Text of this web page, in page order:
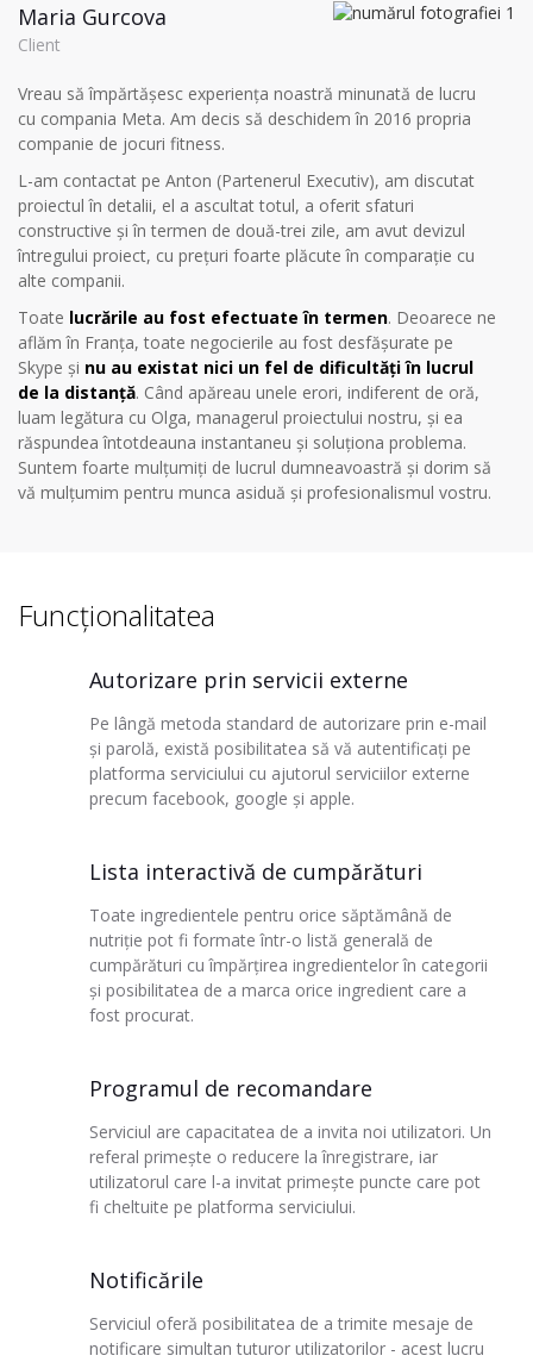
Maria Gurcova
Client
Vreau să împărtășesc experienţa noastră minunată de lucru
cu compania Meta. Am decis să deschidem în 2016 propria
companie de jocuri fitness.
L-am contactat pe Anton (Partenerul Executiv), am discutat
proiectul în detalii, el a ascultat totul, a oferit sfaturi
constructive şi în termen de două-trei zile, am avut devizul
întregului proiect, cu preţuri foarte plăcute în comparaţie cu
alte companii.
Toate lucrările au fost efectuate în termen. Deoarece ne
aflăm în Franţa, toate negocierile au fost desfăşurate pe
Skype şi nu au existat nici un fel de dificultăţi în lucrul
de la distanţă. Când apăreau unele erori, indiferent de oră,
luam legătura cu Olga, managerul proiectului nostru, şi ea
răspundea întotdeauna instantaneu şi soluționa problema.
Suntem foarte mulţumiţi de lucrul dumneavoastră şi dorim să
vă mulţumim pentru munca asiduă şi profesionalismul vostru.
Funcționalitatea
Autorizare prin servicii externe
Pe lângă metoda standard de autorizare prin e-mail
și parolă, există posibilitatea să vă autentificați pe
platforma serviciului cu ajutorul serviciilor externe
precum facebook, google și apple.
Lista interactivă de cumpărături
Toate ingredientele pentru orice săptămână de
nutriție pot fi formate într-o listă generală de
cumpărături cu împărțirea ingredientelor în categorii
și posibilitatea de a marca orice ingredient care a
fost procurat.
Programul de recomandare
Serviciul are capacitatea de a invita noi utilizatori. Un
referal primește o reducere la înregistrare, iar
utilizatorul care l-a invitat primește puncte care pot
fi cheltuite pe platforma serviciului.
Notificările
Serviciul oferă posibilitatea de a trimite mesaje de
notificare simultan tuturor utilizatorilor - acest lucru